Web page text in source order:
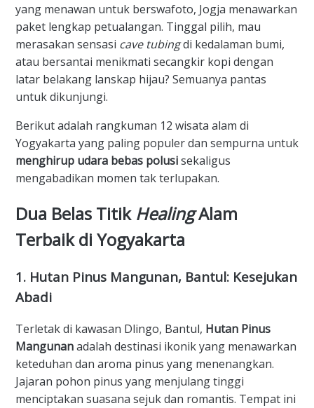
yang menawan untuk berswafoto, Jogja menawarkan
paket lengkap petualangan. Tinggal pilih, mau
merasakan sensasi cave tubingdi kedalaman bumi,
atau bersantai menikmati secangkir kopi dengan
latar belakang lanskap hijau? Semuanya pantas
untuk dikunjungi.
​Berikut adalah rangkuman 12 wisata alam di
Yogyakarta yang paling populer dan sempurna untuk
menghirup udara bebas polusisekaligus
mengabadikan momen tak terlupakan.
​Dua Belas Titik HealingAlam
Terbaik di Yogyakarta
​1. Hutan Pinus Mangunan, Bantul: Kesejukan
Abadi
​Terletak di kawasan Dlingo, Bantul, Hutan Pinus
Mangunanadalah destinasi ikonik yang menawarkan
keteduhan dan aroma pinus yang menenangkan.
Jajaran pohon pinus yang menjulang tinggi
menciptakan suasana sejuk dan romantis. Tempat ini